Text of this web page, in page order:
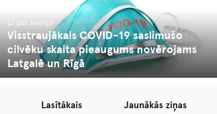
Īsi par svarīgo
Visstraujākais COVID-19 saslimušo
cilvēku skaita pieaugums novērojams
Latgalē un Rīgā
Lasītākais Jaunākās ziņas